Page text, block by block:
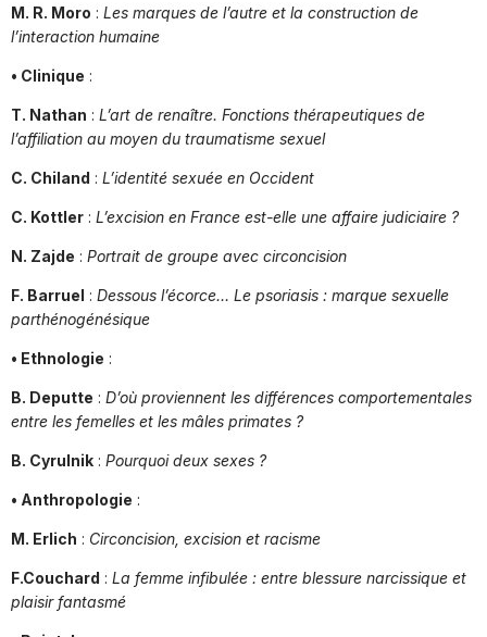
M. R. Moro : Les marques de l’autre et la construction de
l’interaction humaine
• Clinique :
T. Nathan : L’art de renaître. Fonctions thérapeutiques de
l’affiliation au moyen du traumatisme sexuel
C. Chiland : L’identité sexuée en Occident
C. Kottler : L’excision en France est-elle une affaire judiciaire ?
N. Zajde : Portrait de groupe avec circoncision
F. Barruel : Dessous l’écorce… Le psoriasis : marque sexuelle
parthénogénésique
• Ethnologie :
B. Deputte : D’où proviennent les différences comportementales
entre les femelles et les mâles primates ?
B. Cyrulnik : Pourquoi deux sexes ?
• Anthropologie :
M. Erlich : Circoncision, excision et racisme
F.Couchard : La femme infibulée : entre blessure narcissique et
plaisir fantasmé